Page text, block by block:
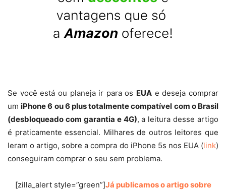
Se você está ou planeja ir para os EUA e deseja comprar
umiPhone 6 ou 6 plus totalmente compatível com o Brasil
(desbloqueado com garantia e 4G), a leitura desse artigo
é praticamente essencial. Milhares de outros leitores que
leram o artigo, sobre a compra do iPhone 5s nos EUA (link)
conseguiram comprar o seu sem problema.
[zilla_alert style=”green”]Já publicamos o artigo sobre